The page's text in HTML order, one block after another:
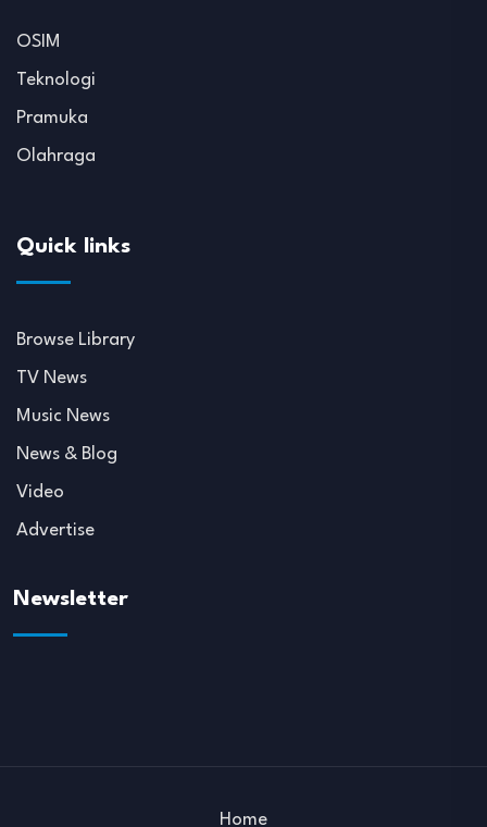
OSIM
Teknologi
Pramuka
Olahraga
Quick links
Browse Library
TV News
Music News
News & Blog
Video
Advertise
Newsletter
Home